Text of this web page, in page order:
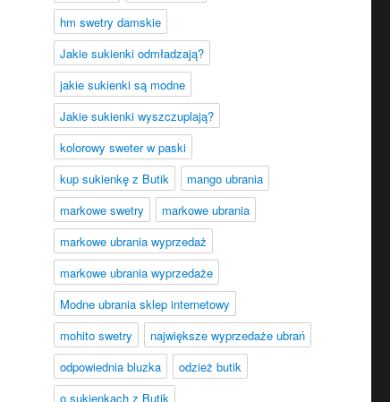
hm swetry damskie
Jakie sukienki odmładzają?
jakie sukienki są modne
Jakie sukienki wyszczuplają?
kolorowy sweter w paski
kup sukienkę z Butik
mango ubrania
markowe swetry
markowe ubrania
markowe ubrania wyprzedaż
markowe ubrania wyprzedaże
Modne ubrania sklep internetowy
mohito swetry
największe wyprzedaże ubrań
odpowiednia bluzka
odzież butik
o sukienkach z Butik